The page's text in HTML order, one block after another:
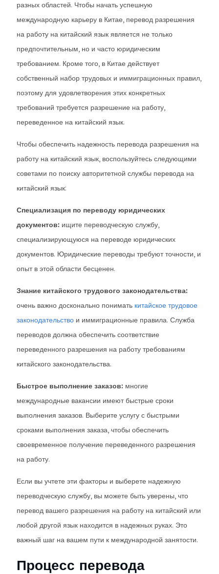
разных областей. Чтобы начать успешную
международную карьеру в Китае, перевод разрешения
на работу на китайский язык является не только
предпочтительным, но и часто юридическим
требованием. Кроме того, в Китае действует
собственный набор трудовых и иммиграционных правил,
поэтому для удовлетворения этих конкретных
требований требуется разрешение на работу,
переведенное на китайский язык.
Чтобы обеспечить надежность перевода разрешения на
работу на китайский язык, воспользуйтесь следующими
советами по поиску авторитетной службы перевода на
китайский язык:
Специализация по переводу юридических
документов: ищите переводческую службу,
специализирующуюся на переводе юридических
документов. Юридические переводы требуют точности, и
опыт в этой области бесценен.
Знание китайского трудового законодательства:
очень важно досконально понимать китайское трудовое
законодательство и иммиграционные правила. Служба
переводов должна обеспечить соответствие
переведенного разрешения на работу требованиям
китайского законодательства.
Быстрое выполнение заказов: многие
международные вакансии имеют быстрые сроки
выполнения заказов. Выберите услугу с быстрыми
сроками выполнения заказа, чтобы обеспечить
своевременное получение переведенного разрешения
на работу.
Если вы учтете эти факторы и выберете надежную
переводческую службу, вы можете быть уверены, что
перевод вашего разрешения на работу на китайский или
любой другой язык находится в надежных руках. Это
важный шаг на вашем пути к международной занятости.
Процесс перевода